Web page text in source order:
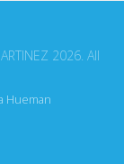
2026. All
Hueman